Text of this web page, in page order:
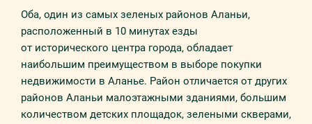
Оба, один из самых зеленых районов Аланьи,
расположенный в 10 минутах езды
от исторического центра города, обладает
наибольшим преимуществом в выборе покупки
недвижимости в Аланье. Район отличается от других
районов Аланьи малоэтажными зданиями, большим
количеством детских площадок, зелеными скверами,